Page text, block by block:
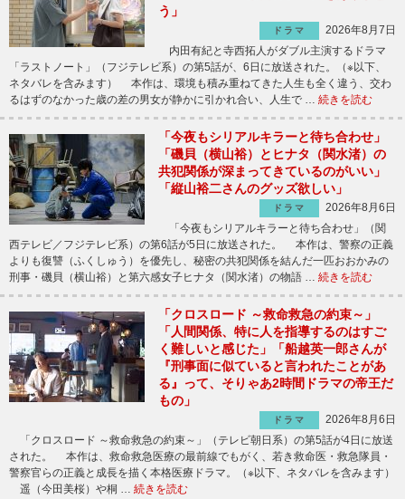
う」
ドラマ
2026年8月7日
内田有紀と寺西拓人がダブル主演するドラマ
「ラストノート」（フジテレビ系）の第5話が、6日に放送された。（※以下、
ネタバレを含みます） 本作は、環境も積み重ねてきた人生も全く違う、交わ
るはずのなかった歳の差の男女が静かに引かれ合い、人生で … 続きを読む
「今夜もシリアルキラーと待ち合わせ」
「磯貝（横山裕）とヒナタ（関水渚）の
共犯関係が深まってきているのがいい」
「縦山裕二さんのグッズ欲しい」
ドラマ
2026年8月6日
「今夜もシリアルキラーと待ち合わせ」（関
西テレビ／フジテレビ系）の第6話が5日に放送された。 本作は、警察の正義
よりも復讐（ふくしゅう）を優先し、秘密の共犯関係を結んだ一匹おおかみの
刑事・磯貝（横山裕）と第六感女子ヒナタ（関水渚）の物語 … 続きを読む
「クロスロード ～救命救急の約束～」
「人間関係、特に人を指導するのはすご
く難しいと感じた」「船越英一郎さんが
『刑事面に似ていると言われたことがあ
る』って、そりゃあ2時間ドラマの帝王だ
もの」
ドラマ
2026年8月6日
「クロスロード ～救命救急の約束～」（テレビ朝日系）の第5話が4日に放送
された。 本作は、救命救急医療の最前線でもがく、若き救命医・救急隊員・
警察官らの正義と成長を描く本格医療ドラマ。（※以下、ネタバレを含みます）
遥（今田美桜）や桐 … 続きを読む